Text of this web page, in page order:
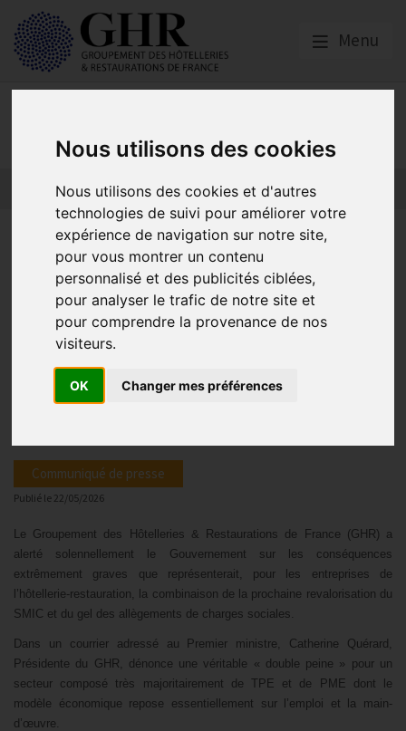
Nous utilisons des cookies
Nous utilisons des cookies et d'autres
technologies de suivi pour améliorer votre
expérience de navigation sur notre site,
pour vous montrer un contenu
personnalisé et des publicités ciblées,
pour analyser le trafic de notre site et
pour comprendre la provenance de nos
visiteurs.
OK Changer mes préférences
Menu
Revalorisation du SMIC et gel
des allègements de charges :
Le GHR alerte sur un risque
immédiat pour l’emploi et la
survie de milliers de cafés,
hôtels et restaurants
Communiqué de presse
Publié le 22/05/2026
Le Groupement des Hôtelleries & Restaurations de France (GHR) a
alerté solennellement le Gouvernement sur les conséquences
extrêmement graves que représenterait, pour les entreprises de
l’hôtellerie-restauration, la combinaison de la prochaine revalorisation du
SMIC et du gel des allègements de charges sociales.
Dans un courrier adressé au Premier ministre, Catherine Quérard,
Présidente du GHR, dénonce une véritable « double peine » pour un
secteur composé très majoritairement de TPE et de PME dont le
modèle économique repose essentiellement sur l’emploi et la main-
d’œuvre.